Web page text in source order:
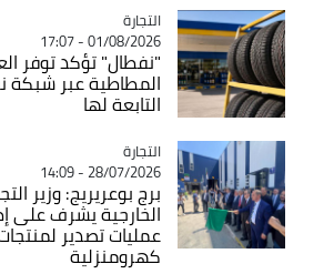
Catégorie
التجارة
01/08/2026 - 17:07
"نفطال" تؤكد توفر
المطاطية عبر شبكة
التابعة لها
Catégorie
التجارة
28/07/2026 - 14:09
برج بوعريريج: وزير
الخارجية يشرف على
عمليات تصدير
كهرومنزلية